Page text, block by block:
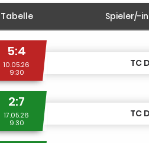
Tabelle Spieler/-
5:4
10.05.26
9:30
TC
2:7
17.05.26
9:30
TC